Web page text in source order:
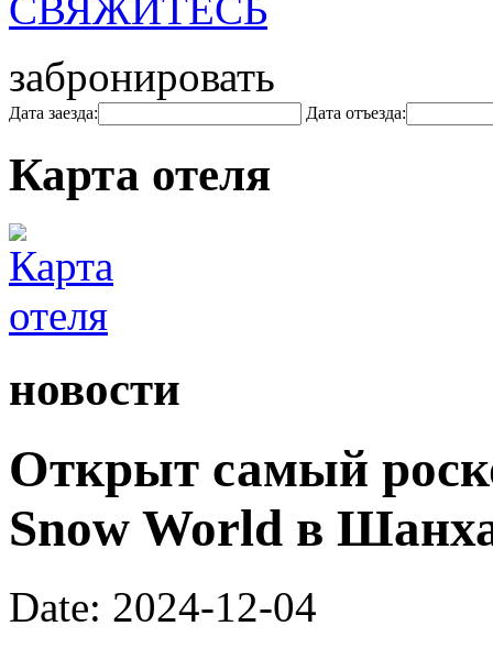
забронировать
Дата заезда: Дата отъезда:
Карта отеля
новости
Открыт самый
Snow World в
Date: 2024-12-04